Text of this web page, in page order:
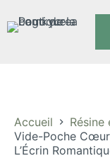
au
contenu
Accueil Résine
Vide-Poche Cœur
L’Écrin